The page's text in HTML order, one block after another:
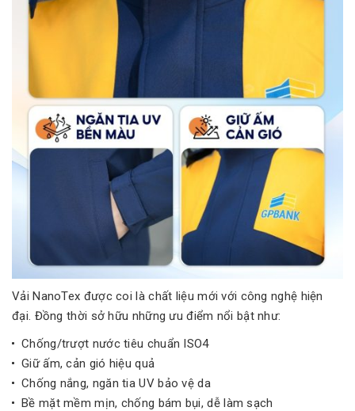
Vải NanoTex được coi là chất liệu mới với công nghệ hiện
đại. Đồng thời sở hữu những ưu điểm nổi bật như:
Chống/trượt nước tiêu chuẩn ISO4
Giữ ấm, cản gió hiệu quả
Chống nắng, ngăn tia UV bảo vệ da
Bề mặt mềm mịn, chống bám bụi, dễ làm sạch